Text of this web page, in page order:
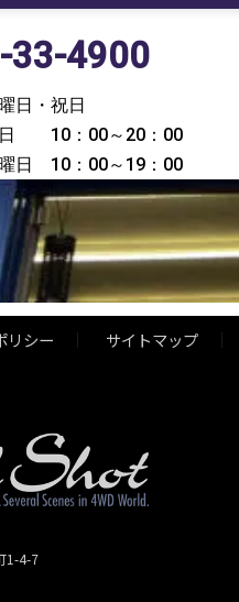
33-4900
・祝日
日 10：00～20：00
：00～19：00
リシー サイトマップ
1-4-7